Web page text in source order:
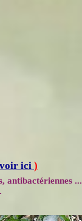
voir ici )
antibactériennes